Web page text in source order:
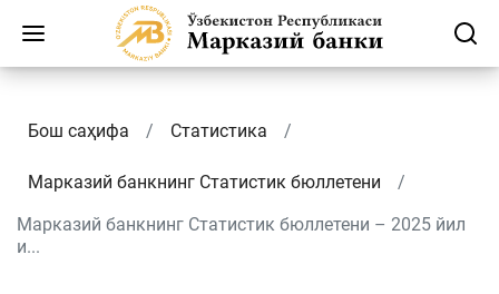
Бош саҳифа Статистика
Марказий банкнинг Cтатистик бюллетени
Марказий банкнинг Статистик бюллетени – 2025 йил
и...